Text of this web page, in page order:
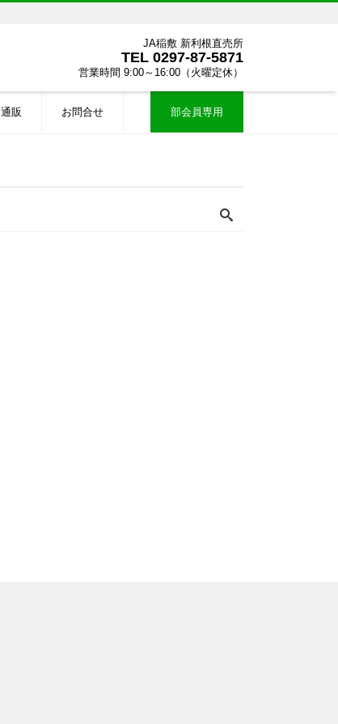
JA稲敷 新利根直売所
TEL 0297-87-5871
営業時間 9:00～16:00（火曜定休）
通販 お問合せ 部会員専用